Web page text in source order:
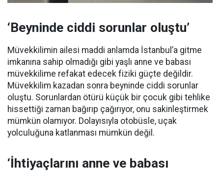
‘Beyninde ciddi sorunlar oluştu’
Müvekkilimin ailesi maddi anlamda İstanbul’a gitme
imkanına sahip olmadığı gibi yaşlı anne ve babası
müvekkilime refakat edecek fiziki güçte değildir.
Müvekkilim kazadan sonra beyninde ciddi sorunlar
oluştu. Sorunlardan ötürü küçük bir çocuk gibi tehlike
hissettiği zaman bağırıp çağırıyor, onu sakinleştirmek
mümkün olamıyor. Dolayısıyla otobüsle, uçak
yolculuğuna katlanması mümkün değil.
‘İhtiyaçlarını anne ve babası